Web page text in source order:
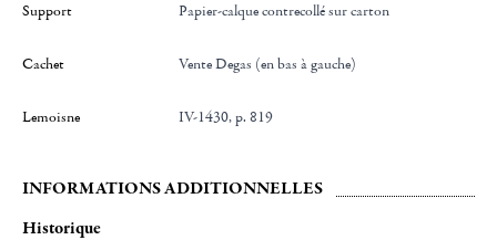
Support papier-calque contrecollé sur carton
Cachet Vente Degas (en bas à gauche)
Lemoisne IV-1430, p. 819
INFORMATIONS ADDITIONNELLES
Historique